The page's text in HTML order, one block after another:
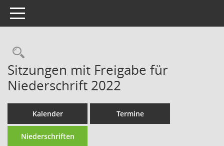
Toggle navigation
Rechercheauswahl
Sitzungen mit Freigabe für
Niederschrift 2022
Kalender Termine
Niederschriften